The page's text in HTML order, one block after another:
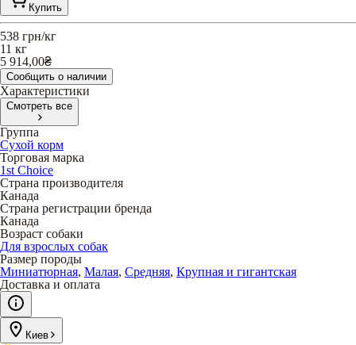
Купить
538 грн/кг
11 кг
5 914,00₴
Сообщить о наличии
Характеристики
Смотреть все
Группа
Сухой корм
Торговая марка
1st Choice
Страна производителя
Канада
Страна регистрации бренда
Канада
Возраст собаки
Для взрослых собак
Размер породы
Миниатюрная, Малая, Средняя, Крупная и гигантская
Доставка и оплата
Киев